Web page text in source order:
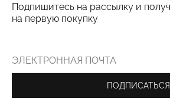
РЕКОМЕНДУЕМ
Подпишитесь на рассылку и
на первую покупку
ПОДПИСАТЬСЯ